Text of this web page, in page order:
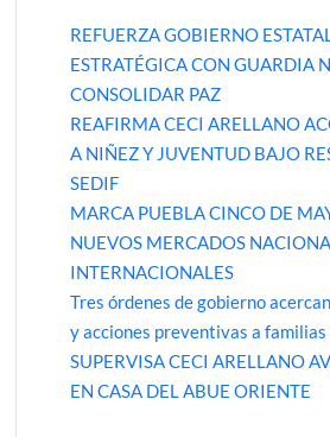
REFUERZA GOBIERNO
ESTRATÉGICA CON GUARDIA
CONSOLIDAR PAZ
REAFIRMA CECI ARELLANO
A NIÑEZ Y JUVENTUD BAJO
SEDIF
MARCA PUEBLA CINCO DE
NUEVOS MERCADOS
INTERNACIONALES
Tres órdenes de gobierno
y acciones preventivas a familias
SUPERVISA CECI ARELLANO
EN CASA DEL ABUE ORIENTE